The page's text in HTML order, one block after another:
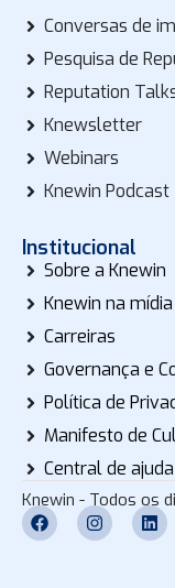
Conversas de
Pesquisa de
Reputation
Knewsletter
Webinars
Knewin Podcast
Institucional
Sobre a Knewin
Knewin na mídia
Carreiras
Governança e
Política de
Manifesto de
Central de ajuda
Knewin - Todos os